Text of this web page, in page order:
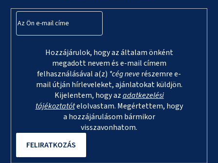
Hozzájárulok, hogy az általam önként
megadott nevem és e-mail címem
felhasználásával a(z) *cég neverészemre e-
mail útján hírleveleket, ajánlatokat küldjön.
Kijelentem, hogy azadatkezelési
tájékoztatótelolvastam. Megértettem, hogy
a hozzájárulásom bármikor
visszavonhatom.
FELIRATKOZÁS